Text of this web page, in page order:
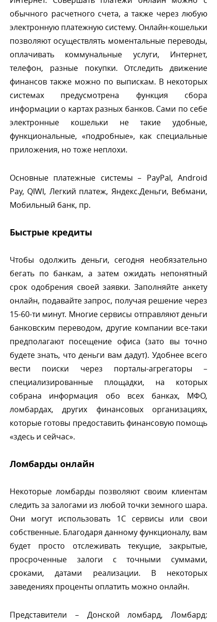
обычного расчетного счета, а также через любую
электронную платежную систему. Онлайн-кошельки
позволяют осуществлять моментальные переводы,
оплачивать коммунальные услуги, Интернет,
телефон, разные покупки. Отследить движение
финансов также можно по выпискам. В некоторых
системах предусмотрена функция сбора
информации о картах разных банков. Сами по себе
электронные кошельки не такие удобные,
функциональные, «подробные», как специальные
приложения, но тоже неплохи.
Основные платежные системы – PayPal, Android
Pay, QIWI, Легкий платеж, Яндекс.Деньги, Вебмани,
Мобильный банк, пр.
Быстрые кредиты
Чтобы одолжить деньги, сегодня необязательно
егать по банкам, а затем ожидать непонятный
срок одобрения своей заявки. Заполняйте анкету
онлайн, подавайте запрос, получая решение через
15-60-ти минут. Многие сервисы отправляют деньги
анковским переводом, другие компании все-таки
предполагают посещение офиса (зато вы точно
удете знать, что деньги вам дадут). Удобнее всего
ести поиски через порталы-агрегаторы –
специализированные площадки, на которых
собрана информация обо всех банках, МФО,
ломбардах, других финансовых организациях,
которые готовы предоставить финансовую помощь
«здесь и сейчас».
Ломбарды онлайн
Некоторые ломбарды позволяют своим клиентам
следить за залогами из любой точки земного шара.
Они могут использовать 1С сервисы или свои
собственные. Благодаря данному функционалу, вам
удет просто отслеживать текущие, закрытые,
просроченные залоги с точными суммами,
сроками, датами реализации. В некоторых
заведениях проценты оплатить можно онлайн.
Представители – Донской ломбард, Ломбард: